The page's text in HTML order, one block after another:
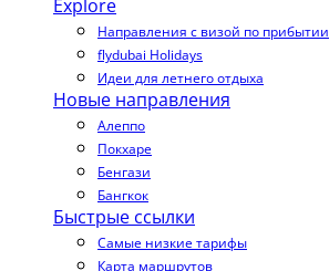
Explore
Направления с визой по прибытии
flydubai Holidays
Идеи для летнего отдыха
Новые направления
Алеппо
Покхаре
Бенгази
Бангкок
Быстрые ссылки
Самые низкие тарифы
Карта маршрутов